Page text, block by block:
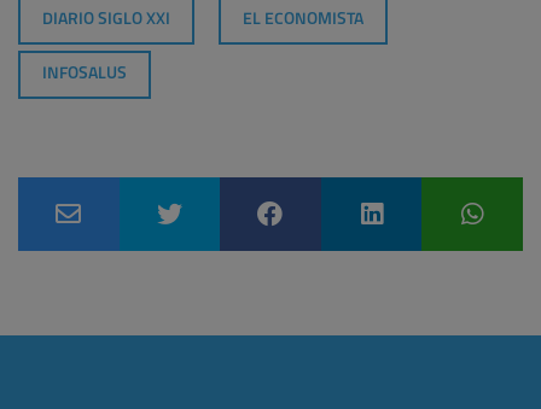
DIARIO SIGLO XXI EL ECONOMISTA
INFOSALUS